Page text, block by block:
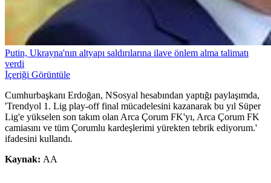
Putin, Ukrayna'nın altyapı saldırılarına ilave önlem alma talimatı
verdi
İçeriği Görüntüle
Cumhurbaşkanı Erdoğan, NSosyal hesabından yaptığı paylaşımda,
'Trendyol 1. Lig play-off final mücadelesini kazanarak bu yıl Süper
Lig'e yükselen son takım olan Arca Çorum FK'yı, Arca Çorum FK
camiasını ve tüm Çorumlu kardeşlerimi yürekten tebrik ediyorum.'
ifadesini kullandı.
Kaynak: AA